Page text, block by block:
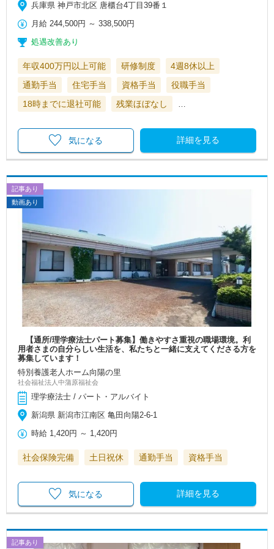
兵庫県 神戸市北区 唐櫃台4丁目39番１
月給 244,500円 ～338,500円
処遇改善あり
年収400万円以上可能 研修制度
4週8休以上
通勤手当
住宅手当 資格手当
役職手当
18時までに退社可能
残業ほぼなし …
詳細を見る
気になる
記事あり
動画あり
【通所/理学療法士パート募集】働きやすさ重視の職場環境。利
用者さまの自分らしい生活を、私たちと一緒に支えてくださる方を
募集しています！
特別養護老人ホーム向陽の里
社会福祉法人中蒲原福祉会
理学療法士 / パート・アルバイト
新潟県 新潟市江南区 亀田向陽2-6-1
時給 1,420円 ～ 1,420円
社会保険完備 土日祝休 通勤手当 資格手当
詳細を見る
気になる
記事あり